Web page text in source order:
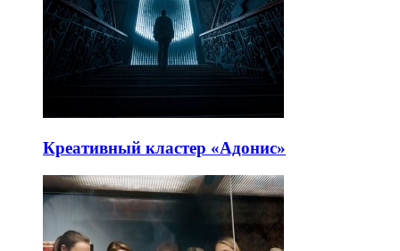
Креативный кластер «Адонис»